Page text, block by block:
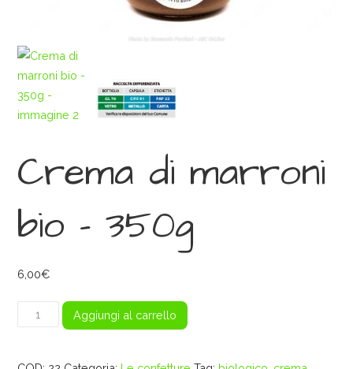
Crema di marroni
bio – 350g
6,00€
Crema
Aggiungi al carrello